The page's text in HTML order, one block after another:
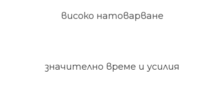
високо натоварване
значително време и усилия